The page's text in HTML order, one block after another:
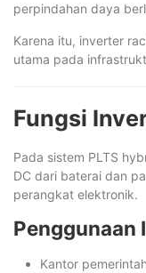
perpindahan daya
Karena itu, inverter
utama pada
Fungsi
Pada sistem PLTS
DC dari baterai dan
perangkat elektronik.
Penggunaan
Kantor